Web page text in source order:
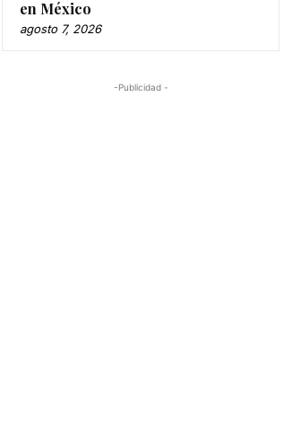
en México
agosto 7, 2026
-Publicidad -